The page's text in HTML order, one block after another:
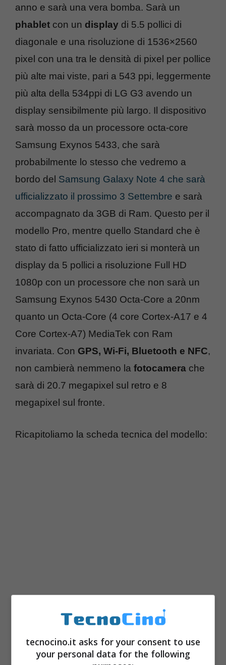
anno e sarà una vera bomba. Sarà un
phablet con un display di 5.5 pollici di
diagonale e una risoluzione di 1536×2560
pixel con una tra le densità di pixel per pollice
più alte mai viste, pari a 543 ppi, leggermente
più alta della 534ppi di LG G3 avendo un
display sensibilmente più largo. Il dispositivo
sarà mosso da un processore octa-core
Samsung Exynos 5433, che sarà
probabilmente lo stesso che vedremo a
bordo del Samsung Galaxy Note 4 che sarà
ufficializzato il prossimo 3 Settembre e sarà
accompagnato da 3GB di Ram. Questo per il
modello Pro, mentre quello Standard che è
stato di fatto ufficializzato ieri si monterà un
display da 5 pollici a risoluzione Full HD
1080p con un processore che non sarà un
Samsung Exynos 5430 Octa-Core a 20nm
quanto un Octa-Core (4 core Cortex-A17 e 4
Core Cortex-A7) MediaTek con Ram
invariata. Con GPS, Wi-Fi, Bluetooth e NFC,
non cambierà nemmeno la fotocamera che
sarà di 20.7 megapixel sul retro e 8
megapixel sul fronte.
Ricapitoliamo la scheda tecnica del modello:
KitKat con interfaccia proprietaria
Display Full HD da 5.36 pollici e 418
tecnocino.it asks for your consent to use
your personal data for the following